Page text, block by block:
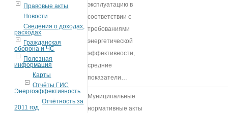
Правовые акты
Новости
Сведения о доходах,
расходах
Гражданская
оборона и ЧС
Полезная
информация
Карты
Отчёты ГИС
Энергоэффективность
Отчётность за
2011 год
эксплуатацию в
соответствии с
требованиями
энергетической
эффективности,
средние
показатели…
Муниципальные
нормативные акты